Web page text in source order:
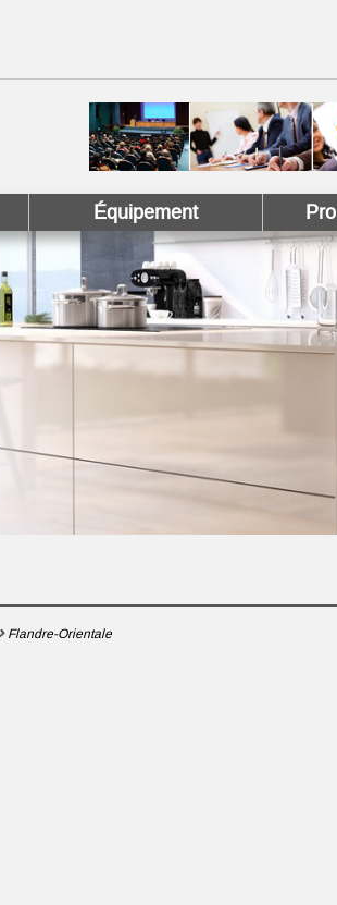
Équipement Pro
Flandre-Orientale